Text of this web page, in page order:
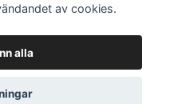
av cookies.
alla